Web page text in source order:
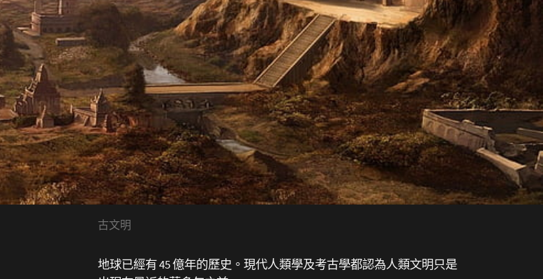
古文明
地球已經有 45 億年的歷史。現代人類學及考古學都認為人類文明只是